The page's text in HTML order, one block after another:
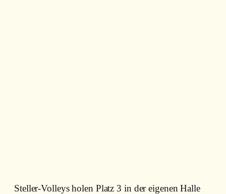
Steller-Volleys holen Platz 3 in der eigenen Halle